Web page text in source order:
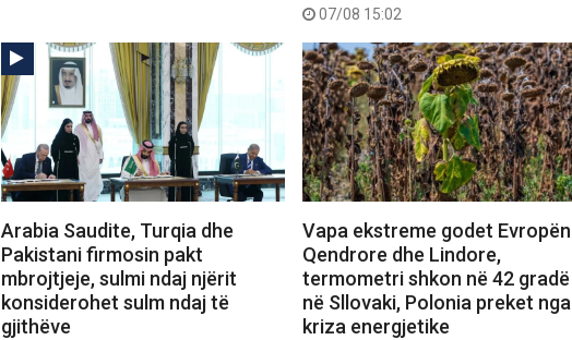
07/08 15:02
Arabia Saudite, Turqia dhe
Pakistani firmosin pakt
mbrojtjeje, sulmi ndaj njërit
konsiderohet sulm ndaj të
gjithëve
Vapa ekstreme godet Evropën
Qendrore dhe Lindore,
termometri shkon në 42 gradë
në Sllovaki, Polonia preket nga
kriza energjetike